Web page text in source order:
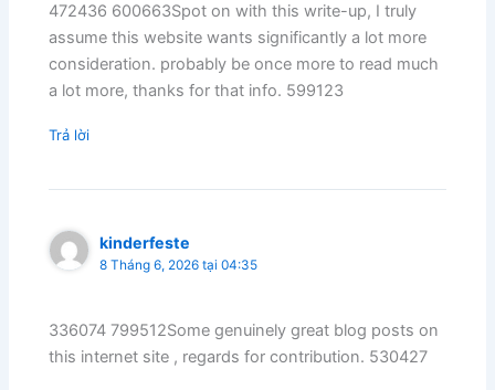
472436 600663Spot on with this write-up, I truly
assume this website wants significantly a lot more
consideration. probably be once more to read much
a lot more, thanks for that info. 599123
Trả lời
kinderfeste
8 Tháng 6, 2026 tại 04:35
336074 799512Some genuinely great blog posts on
this internet site , regards for contribution. 530427